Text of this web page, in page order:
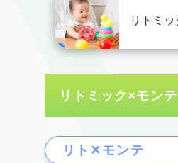
リトミッ
リトミック×モン
リト✕モンテ